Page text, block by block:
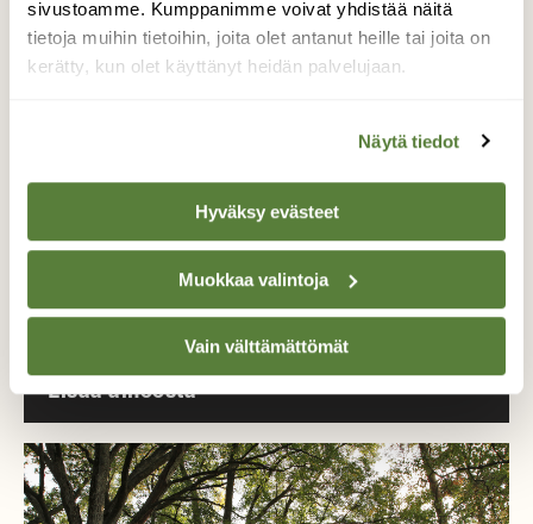
sivustoamme. Kumppanimme voivat yhdistää näitä
tietoja muihin tietoihin, joita olet antanut heille tai joita on
kerätty, kun olet käyttänyt heidän palvelujaan.
Näytä tiedot
Hyväksy evästeet
Muokkaa valintoja
Vain välttämättömät
luonto- ja ympäristöjournalismia.
Tilaa Suomen Luonto ja tule mukaan
Alk. 3 numeroa 23,40 €.
Tilaa nyt!
Lisää aiheesta